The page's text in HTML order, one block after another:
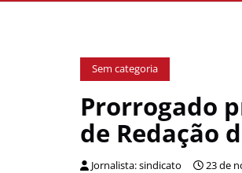
Sem categoria
Prorrogado
de Redação
Jornalista: sindicato 23 de